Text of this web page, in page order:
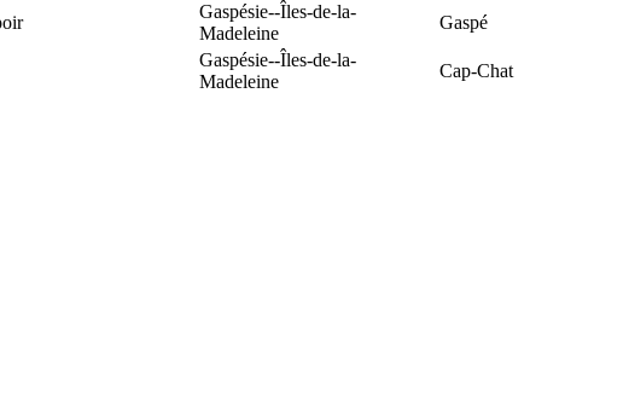
Gaspésie--Îles-de-la-
Madeleine
Gaspé
Gaspésie--Îles-de-la-
Madeleine
Cap-Chat